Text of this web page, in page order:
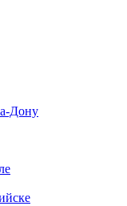
Дону